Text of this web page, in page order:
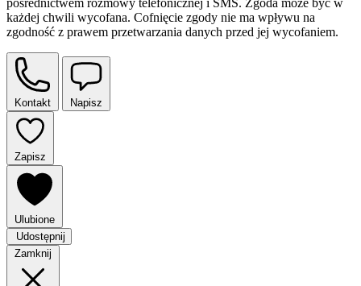
każdej chwili wycofana. Cofnięcie zgody nie ma wpływu na
zgodność z prawem przetwarzania danych przed jej wycofaniem.
Kontakt Napisz
Zapisz
Ulubione
Udostępnij
Zamknij